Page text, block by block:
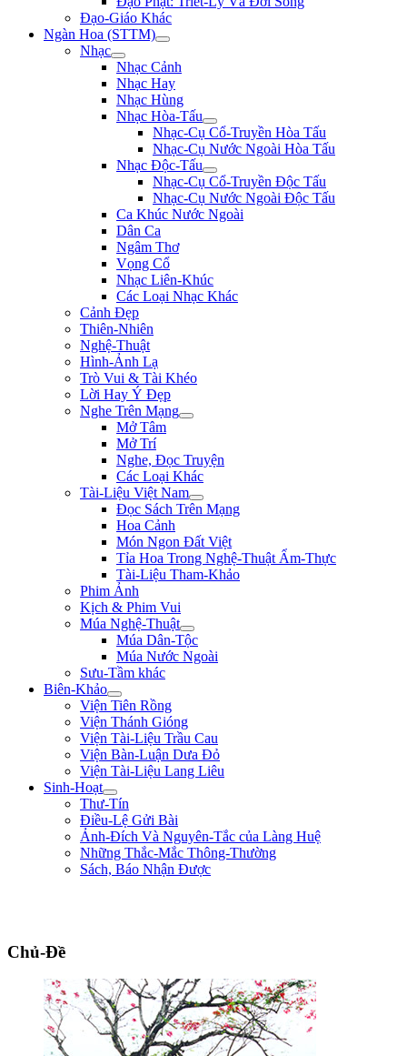
Đạo-Giáo Khác
Ngàn Hoa (STTM)
Nhạc
Nhạc Cảnh
Nhạc Hay
Nhạc Hùng
Nhạc Hòa-Tấu
Nhạc-Cụ Cổ-Truyền Hòa Tấu
Nhạc-Cụ Nước Ngoài Hòa Tấu
Nhạc Độc-Tấu
Nhạc-Cụ Cổ-Truyền Độc Tấu
Nhạc-Cụ Nước Ngoài Độc Tấu
Ca Khúc Nước Ngoài
Dân Ca
Ngâm Thơ
Vọng Cổ
Nhạc Liên-Khúc
Các Loại Nhạc Khác
Cảnh Đẹp
Thiên-Nhiên
Nghệ-Thuật
Hình-Ảnh Lạ
Trò Vui & Tài Khéo
Lời Hay Ý Đẹp
Nghe Trên Mạng
Mở Tâm
Mở Trí
Nghe, Đọc Truyện
Các Loại Khác
Tài-Liệu Việt Nam
Đọc Sách Trên Mạng
Hoa Cảnh
Món Ngon Đất Việt
Tỉa Hoa Trong Nghệ-Thuật Ẩm-Thực
Tài-Liệu Tham-Khảo
Phim Ảnh
Kịch & Phim Vui
Múa Nghệ-Thuật
Múa Dân-Tộc
Múa Nước Ngoài
Sưu-Tầm khác
Biên-Khảo
Viện Tiên Rồng
Viện Thánh Gióng
Viện Tài-Liệu Trầu Cau
Viện Bàn-Luận Dưa Đỏ
Viện Tài-Liệu Lang Liêu
Sinh-Hoạt
Thư-Tín
Điều-Lệ Gửi Bài
Ảnh-Đích Và Nguyên-Tắc của Làng Huệ
Những Thắc-Mắc Thông-Thường
Sách, Báo Nhận Được
Chủ-Đề